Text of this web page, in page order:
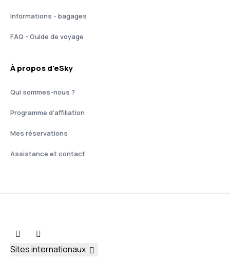
Informations - bagages
FAQ - Guide de voyage
À propos d'eSky
Qui sommes-nous ?
Programme d'affiliation
Mes réservations
Assistance et contact
Sites internationaux